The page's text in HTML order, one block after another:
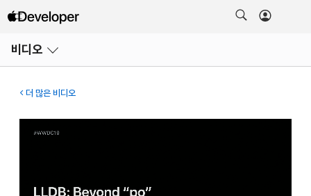
비디오
열기
더 많은 비디오